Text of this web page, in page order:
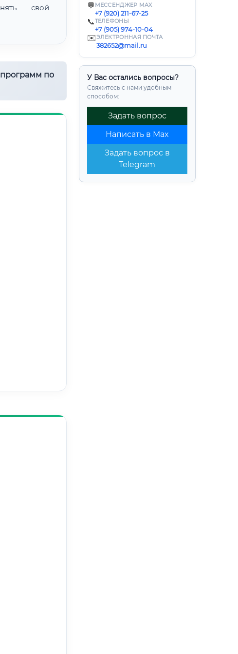
💬 МЕССЕНДЖЕР MAX
+7 (920) 211-67-25
📞ТЕЛЕФОНЫ
+7 (905) 974-10-04
✉️ЭЛЕКТРОННАЯ ПОЧТА
382652@mail.ru
У Вас остались вопросы?
Свяжитесь с нами удобным
способом:
Задать вопрос
Написать в Max
Задать вопрос в
Telegram
свой
программ по